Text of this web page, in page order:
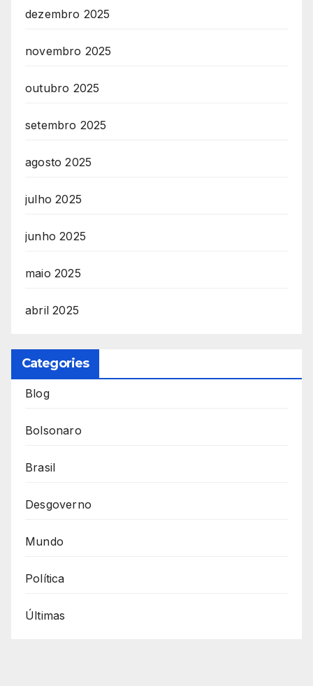
dezembro 2025
novembro 2025
outubro 2025
setembro 2025
agosto 2025
julho 2025
junho 2025
maio 2025
abril 2025
Categories
Blog
Bolsonaro
Brasil
Desgoverno
Mundo
Política
Últimas